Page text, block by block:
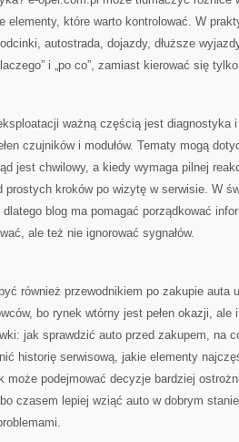
elementy, które warto kontrolować. W
autostrada, dojazdy, dłuższe
i „po co”, zamiast kierować się
ważną częścią jest diagnostyka
czujników i modułów. Tematy mogą
jest chwilowy, a kiedy wymaga pilnej
prostych kroków po wizytę w serwisie. W
blog ma pomagać porządkować
ale też nie ignorować sygnałów.
również przewodnikiem po zakupie auta
bo rynek wtórny jest pełen okazji, ale
jak sprawdzić auto przed zakupem, na
historię serwisową, jakie elementy
może podejmować decyzje bardziej
czasem lepiej wziąć auto w dobrym